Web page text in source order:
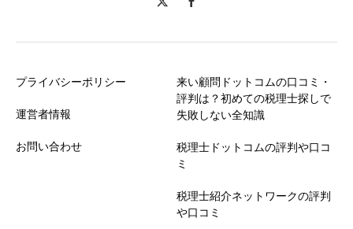
プライバシーポリシー
運営者情報
お問い合わせ
来い顧問ドットコムの口コミ・
評判は？初めての税理士探しで
失敗しない全知識
税理士ドットコムの評判や口コ
ミ
税理士紹介ネットワークの評判
や口コミ